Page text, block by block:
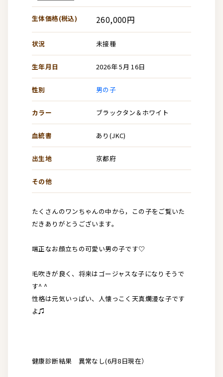
生体価格(税込) 260,000円
状況 未接種
生年月日 2026年 5月 16日
性別 男の子
カラー ブラックタン＆ホワイト
血統書 あり(JKC)
出生地 京都府
その他
たくさんのワンちゃんの中から，この子をご覧いた
だきありがとうございます。
端正なお顔立ちの可愛い男の子です♡
毛吹きが良く、将来はゴージャスな子になりそうで
す^ ^
性格は元気いっぱい、人懐っこく天真爛漫な子です
よ♫
健康診断結果 異常なし(6月8日現在）